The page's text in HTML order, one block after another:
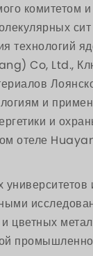
комитетом и
сит
технологий
Co, Ltd.,
и
и
отеле
цветных